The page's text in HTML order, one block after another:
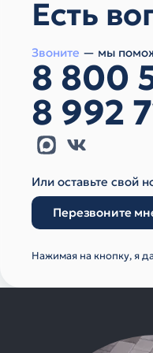
Есть
Звоните — мы
8 800
8 992
Или оставьте свой
Перезвоните
Нажимая на кнопку, я